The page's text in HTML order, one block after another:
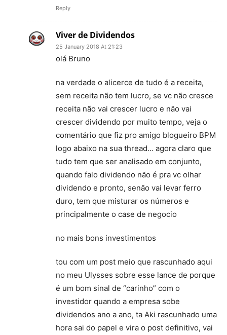
Reply
Viver de Dividendos
25 January 2018 At 21:23
olá Bruno
na verdade o alicerce de tudo é a receita,
sem receita não tem lucro, se vc não cresce
receita não vai crescer lucro e não vai
crescer dividendo por muito tempo, veja o
comentário que fiz pro amigo blogueiro BPM
logo abaixo na sua thread… agora claro que
tudo tem que ser analisado em conjunto,
quando falo dividendo não é pra vc olhar
dividendo e pronto, senão vai levar ferro
duro, tem que misturar os números e
principalmente o case de negocio
no mais bons investimentos
tou com um post meio que rascunhado aqui
no meu Ulysses sobre esse lance de porque
é um bom sinal de “carinho” com o
investidor quando a empresa sobe
dividendos ano a ano, ta Aki rascunhado uma
hora sai do papel e vira o post definitivo, vai